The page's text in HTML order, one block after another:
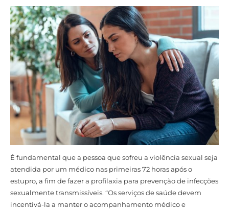
É fundamental que a pessoa que sofreu a violência sexual seja
atendida por um médico nas primeiras 72 horas após o
estupro, a fim de fazer a profilaxia para prevenção de infecções
sexualmente transmissíveis. “Os serviços de saúde devem
incentivá-la a manter o acompanhamento médico e